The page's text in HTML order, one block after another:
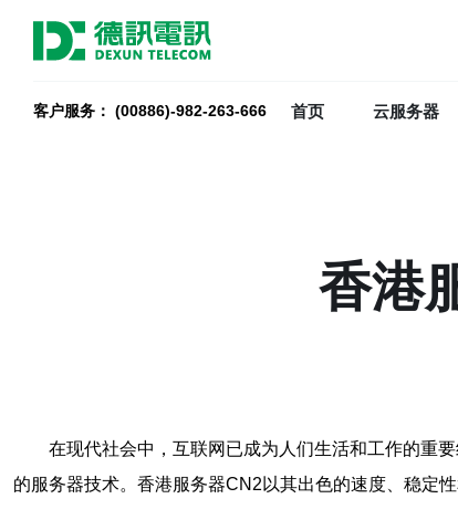
客户服务： (00886)-982-263-666 首页 云服务器
香港
在现代社会中，互联网已成为人们生活和工作的重
的服务器技术。香港服务器CN2以其出色的速度、稳定性